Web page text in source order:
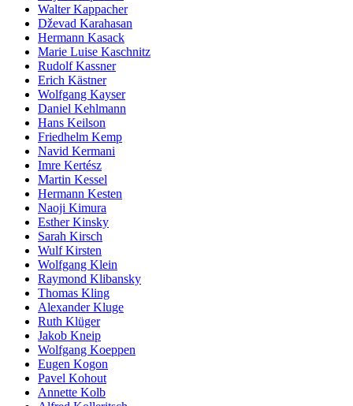
Walter Kappacher
Dževad Karahasan
Hermann Kasack
Marie Luise Kaschnitz
Rudolf Kassner
Erich Kästner
Wolfgang Kayser
Daniel Kehlmann
Hans Keilson
Friedhelm Kemp
Navid Kermani
Imre Kertész
Martin Kessel
Hermann Kesten
Naoji Kimura
Esther Kinsky
Sarah Kirsch
Wulf Kirsten
Wolfgang Klein
Raymond Klibansky
Thomas Kling
Alexander Kluge
Ruth Klüger
Jakob Kneip
Wolfgang Koeppen
Eugen Kogon
Pavel Kohout
Annette Kolb